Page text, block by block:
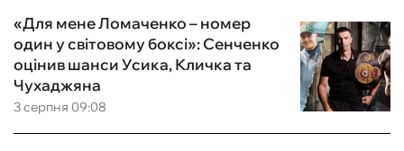
3 серпня 09:08
«Для мене Ломаченко – номер
один у світовому боксі»: Сенченко
оцінив шанси Усика, Кличка та
Чухаджяна